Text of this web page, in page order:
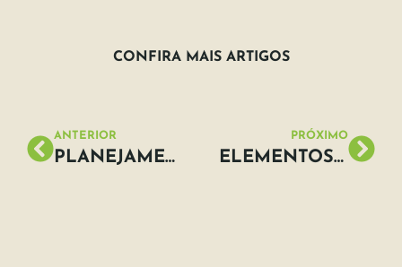
CONFIRA MAIS ARTIGOS
ANTERIOR
PLANEJAMENTO ESTRATÉGICO DA SUSTENTABILIDADE E O SISTEMA MRV
PRÓXIMO
ELEMENTOS DE TERRAS RARAS: NOVO IMPULSO PARA A SUSTENTABILIDADE?